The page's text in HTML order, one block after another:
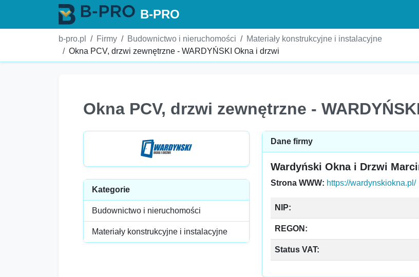
B-PRO
b-pro.pl Firmy Budownictwo i nieruchomości
Materiały konstrukcyjne i instalacyjne
Okna PCV, drzwi zewnętrzne - WARDYŃSKI Okna i drzwi
Okna PCV, drzwi zewnętrzne -
Kategorie
Budownictwo i nieruchomości
Materiały konstrukcyjne i instalacyjne
Dane firmy
Wardyński Okna i Drzwi
Strona WWW: https://wardynskiokna.pl/
NIP:
REGON:
Status VAT: